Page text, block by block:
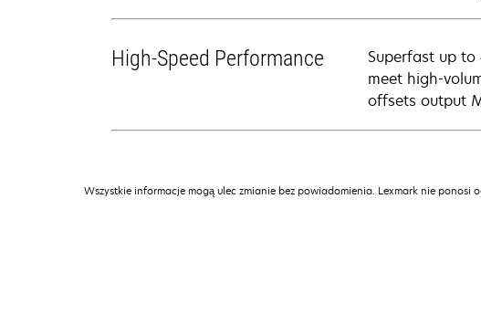
High-Speed Performance
Superfast up
meet high-
offsets output
Wszystkie informacje mogą ulec zmianie bez powiadomienia. Lexmark nie ponosi